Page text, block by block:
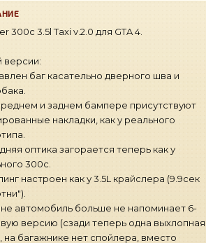
300c 3.5l Taxi v.2.0 для GTA 4.
версии:
баг касательно дверного шва и
и заднем бампере присутствуют
накладки, как у реального
оптика загорается теперь как у
300с.
настроен как у 3.5L крайслера (9.9сек
автомобиль больше не напоминает 6-
версию (сзади теперь одна выхлопная
на багажнике нет спойлера, вместо